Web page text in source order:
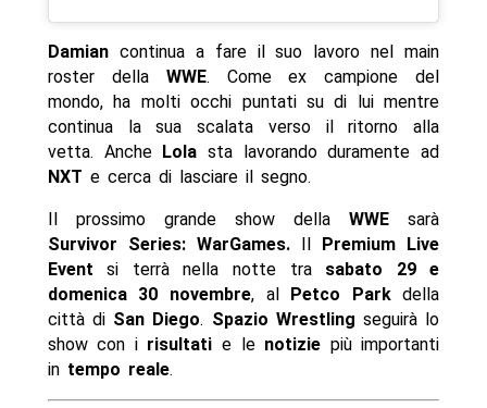
Damiancontinua a fare il suo lavoro nel main
roster della WWE. Come ex campione del
mondo, ha molti occhi puntati su di lui mentre
continua la sua scalata verso il ritorno alla
vetta. Anche Lola sta lavorando duramente ad
NXT e cerca di lasciare il segno.
Il prossimo grande show dellaWWE sarà
Survivor Series: WarGames.Il Premium Live
Event si terrà nella notte trasabato 29 e
domenica 30 novembre, al Petco Parkdella
città di San Diego. Spazio Wrestling seguirà lo
show con i risultati e le notizie più importanti
in tempo reale.